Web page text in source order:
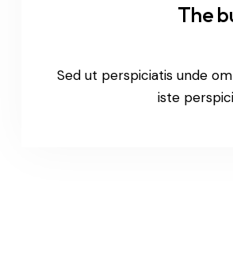
The
Sed ut perspiciatis unde
iste